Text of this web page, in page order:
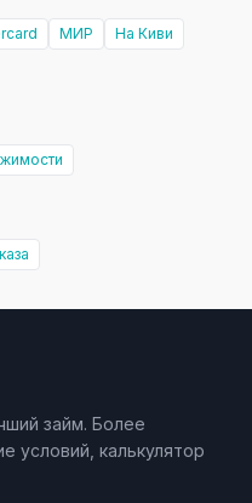
МИР
На Киви
займ. Более
условий, калькулятор